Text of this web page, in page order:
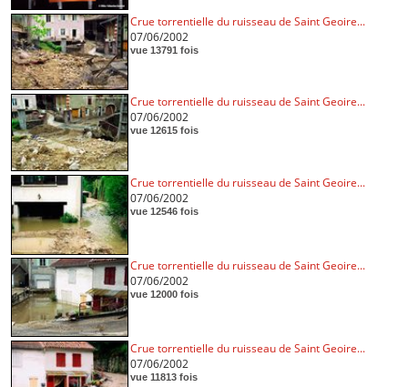
Crue torrentielle du ruisseau de Saint Geoire...
07/06/2002
vue 13791 fois
Crue torrentielle du ruisseau de Saint Geoire...
07/06/2002
vue 12615 fois
Crue torrentielle du ruisseau de Saint Geoire...
07/06/2002
vue 12546 fois
Crue torrentielle du ruisseau de Saint Geoire...
07/06/2002
vue 12000 fois
Crue torrentielle du ruisseau de Saint Geoire...
07/06/2002
vue 11813 fois